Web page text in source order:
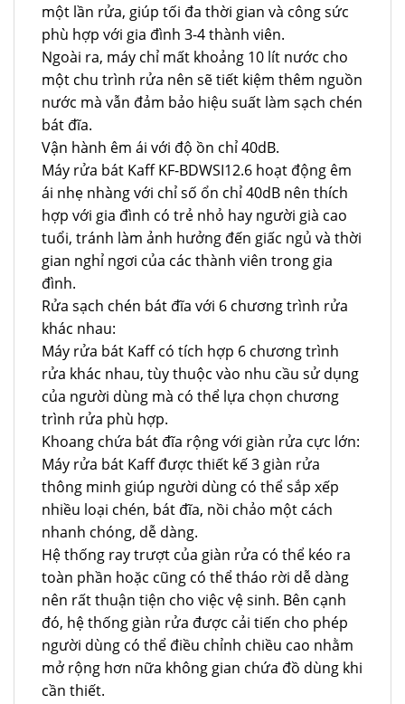
một lần rửa, giúp tối đa thời gian và công sức
phù hợp với gia đình 3-4 thành viên.
Ngoài ra, máy chỉ mất khoảng 10 lít nước cho
một chu trình rửa nên sẽ tiết kiệm thêm nguồn
nước mà vẫn đảm bảo hiệu suất làm sạch chén
bát đĩa.
Vận hành êm ái với độ ồn chỉ 40dB.
Máy rửa bát Kaff KF-BDWSI12.6 hoạt động êm
ái nhẹ nhàng với chỉ số ổn chỉ 40dB nên thích
hợp với gia đình có trẻ nhỏ hay người già cao
tuổi, tránh làm ảnh hưởng đến giấc ngủ và thời
gian nghỉ ngơi của các thành viên trong gia
đình.
Rửa sạch chén bát đĩa với 6 chương trình rửa
khác nhau:
Máy rửa bát Kaff có tích hợp 6 chương trình
rửa khác nhau, tùy thuộc vào nhu cầu sử dụng
của người dùng mà có thể lựa chọn chương
trình rửa phù hợp.
Khoang chứa bát đĩa rộng với giàn rửa cực lớn:
Máy rửa bát Kaff được thiết kế 3 giàn rửa
thông minh giúp người dùng có thể sắp xếp
nhiều loại chén, bát đĩa, nồi chảo một cách
nhanh chóng, dễ dàng.
Hệ thống ray trượt của giàn rửa có thể kéo ra
toàn phần hoặc cũng có thể tháo rời dễ dàng
nên rất thuận tiện cho việc vệ sinh. Bên cạnh
đó, hệ thống giàn rửa được cải tiến cho phép
người dùng có thể điều chỉnh chiều cao nhằm
mở rộng hơn nữa không gian chứa đồ dùng khi
cần thiết.